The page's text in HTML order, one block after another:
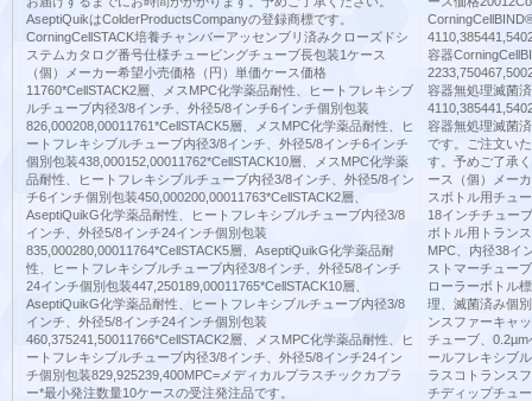
AseptiQuikはColderProductsCompanyの登録商標です。
CorningCellSTACK培養チャンバーアッセンブリ済みクローズドシ
ステムカタログ番号仕様チュービングチューブ長包装1ケース
（個）メーカー希望小売価格（円）単価ケース価格
11760*CellSTACK2層、メスMPC化学薬品耐性、ヒートフレキシブ
ルチューブ内径3/8インチ、外径5/8インチ6インチ個別包装
826,000208,00011761*CellSTACK5層、メスMPC化学薬品耐性、ヒ
ートフレキシブルチューブ内径3/8インチ、外径5/8インチ6インチ
個別包装438,000152,00011762*CellSTACK10層、メスMPC化学薬
品耐性、ヒートフレキシブルチューブ内径3/8インチ、外径5/8イン
チ6インチ個別包装450,000200,00011763*CellSTACK2層、
AseptiQuikG化学薬品耐性、ヒートフレキシブルチューブ内径3/8
インチ、外径5/8インチ24インチ個別包装
835,000280,00011764*CellSTACK5層、AseptiQuikG化学薬品耐
性、ヒートフレキシブルチューブ内径3/8インチ、外径5/8インチ
24インチ個別包装447,250189,00011765*CellSTACK10層、
AseptiQuikG化学薬品耐性、ヒートフレキシブルチューブ内径3/8
インチ、外径5/8インチ24インチ個別包装
460,375241,50011766*CellSTACK2層、メスMPC化学薬品耐性、ヒ
ートフレキシブルチューブ内径3/8インチ、外径5/8インチ24イン
チ個別包装829,925239,400MPC=メディカルプラスチックカプラ
ー*最小発注数量10ケースの受注発注品です。
容器
容器無処理滅菌
容器無処理滅菌
です。ご注文い
す。予めご了承
ース（個）メー
スボトル用チュ
18インチチュー
ボトル用トラン
MPC、内径38イ
ストマーチュー
ローラーボトル
理、滅菌済み個
ンスファーキャ
チューブ、
ールフレキシブ
ラスコトランス
チディップチュ